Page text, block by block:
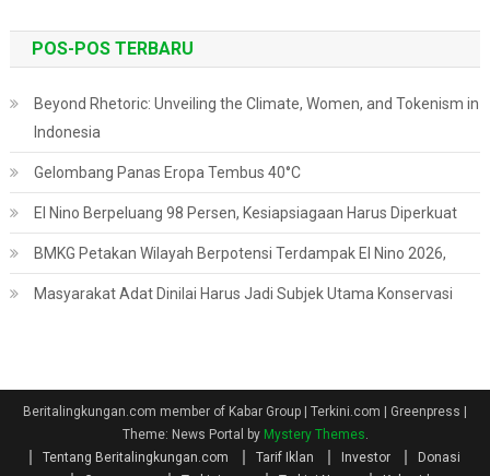
POS-POS TERBARU
Beyond Rhetoric: Unveiling the Climate, Women, and Tokenism in
Indonesia
Gelombang Panas Eropa Tembus 40°C
El Nino Berpeluang 98 Persen, Kesiapsiagaan Harus Diperkuat
BMKG Petakan Wilayah Berpotensi Terdampak El Nino 2026,
Masyarakat Adat Dinilai Harus Jadi Subjek Utama Konservasi
Beritalingkungan.com member of Kabar Group | Terkini.com | Greenpress
Theme: News Portal by Mystery Themes.
Tentang Beritalingkungan.com
Tarif Iklan Investor
Donasi